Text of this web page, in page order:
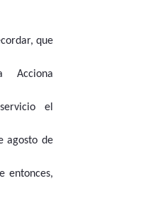
que
Acciona
el
agosto de
entonces,